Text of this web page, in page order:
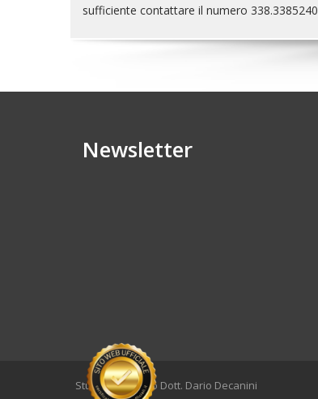
sufficiente contattare il numero 338.3385240
Newsletter
Studio Dentistico Dott. Dario Decanini